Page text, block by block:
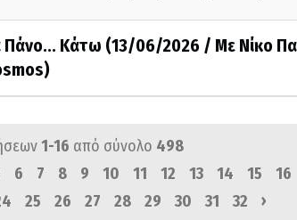
Πάνο... Κάτω (13/06/2026 / Με Νίκο
1-16 από σύνολο 498
6 7 8 9 10 11 12 13 14 15 16
25 26 27 28 29 30 31 32 ›